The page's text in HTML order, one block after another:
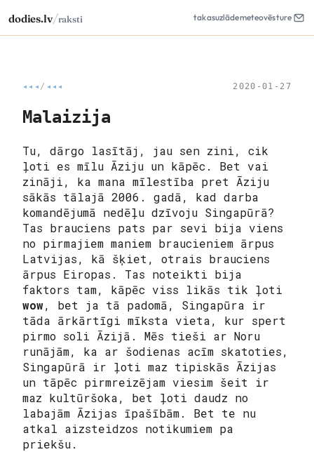
dodies.lv/raksti takasuzlādemeteovēsture
◂◂◂ / ◂◂◂ 2020-01-27
Malaizija
Tu, dārgo lasītāj, jau sen zini, cik
ļoti es mīlu Āziju un kāpēc. Bet vai
zināji, ka mana mīlestība pret Āziju
sākās tālajā 2006. gadā, kad darba
komandējumā nedēļu dzīvoju Singapūrā?
Tas brauciens pats par sevi bija viens
no pirmajiem maniem braucieniem ārpus
Latvijas, kā šķiet, otrais brauciens
ārpus Eiropas. Tas noteikti bija
faktors tam, kāpēc viss likās tik ļoti
wow, bet ja tā padomā, Singapūra ir
tāda ārkārtīgi mīksta vieta, kur spert
pirmo soli Āzijā. Mēs tieši ar Noru
runājām, ka ar šodienas acīm skatoties,
Singapūrā ir ļoti maz tipiskās Āzijas
un tāpēc pirmreizējam viesim šeit ir
maz kultūršoka, bet ļoti daudz no
labajām Āzijas īpašībām. Bet te nu
atkal aizsteidzos notikumiem pa
priekšu.